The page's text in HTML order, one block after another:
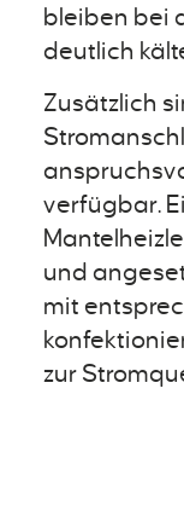
bleiben bei
deutlich
Zusätzlich
verfügbar.
und
mit
zur